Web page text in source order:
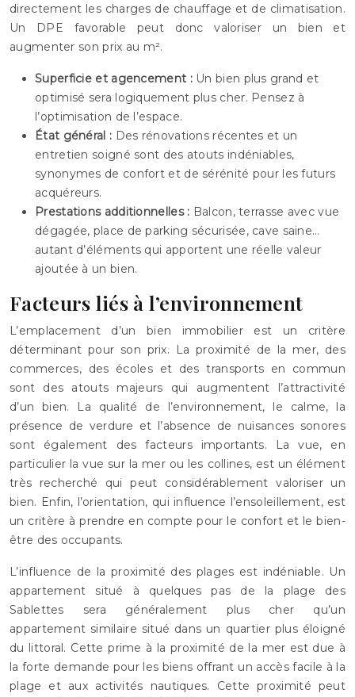
directement les charges de chauffage et de climatisation.
Un DPE favorable peut donc valoriser un bien et
augmenter son prix au m².
Superficie et agencement : Un bien plus grand et
optimisé sera logiquement plus cher. Pensez à
l’optimisation de l’espace.
État général : Des rénovations récentes et un
entretien soigné sont des atouts indéniables,
synonymes de confort et de sérénité pour les futurs
acquéreurs.
Prestations additionnelles : Balcon, terrasse avec vue
dégagée, place de parking sécurisée, cave saine…
autant d’éléments qui apportent une réelle valeur
ajoutée à un bien.
Facteurs liés à l’environnement
L’emplacement d’un bien immobilier est un critère
déterminant pour son prix. La proximité de la mer, des
commerces, des écoles et des transports en commun
sont des atouts majeurs qui augmentent l’attractivité
d’un bien. La qualité de l’environnement, le calme, la
présence de verdure et l’absence de nuisances sonores
sont également des facteurs importants. La vue, en
particulier la vue sur la mer ou les collines, est un élément
très recherché qui peut considérablement valoriser un
bien. Enfin, l’orientation, qui influence l’ensoleillement, est
un critère à prendre en compte pour le confort et le bien-
être des occupants.
L’influence de la proximité des plages est indéniable. Un
appartement situé à quelques pas de la plage des
Sablettes sera généralement plus cher qu’un
appartement similaire situé dans un quartier plus éloigné
du littoral. Cette prime à la proximité de la mer est due à
la forte demande pour les biens offrant un accès facile à la
plage et aux activités nautiques. Cette proximité peut